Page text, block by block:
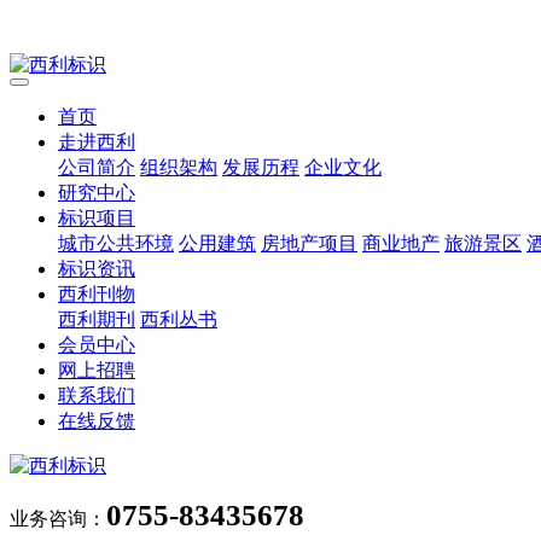
首页
走进西利
公司简介 组织架构 发展历程 企业文化
研究中心
标识项目
城市公共环境 公用建筑 房地产项目 商业地产 旅游景区
标识资讯
西利刊物
西利期刊 西利丛书
会员中心
网上招聘
联系我们
在线反馈
业务咨询： 0755-83435678